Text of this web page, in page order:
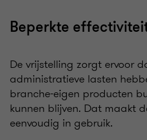
Beperkte
De vrijstelling zorgt ervoor
administratieve lasten
branche-eigen producten
kunnen blijven. Dat maakt
eenvoudig in gebruik.